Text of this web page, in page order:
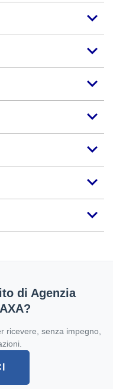
di Agenzia
ricevere, senza impegno,